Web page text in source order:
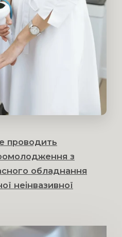
проводить
з
обладнання
неінвазивної